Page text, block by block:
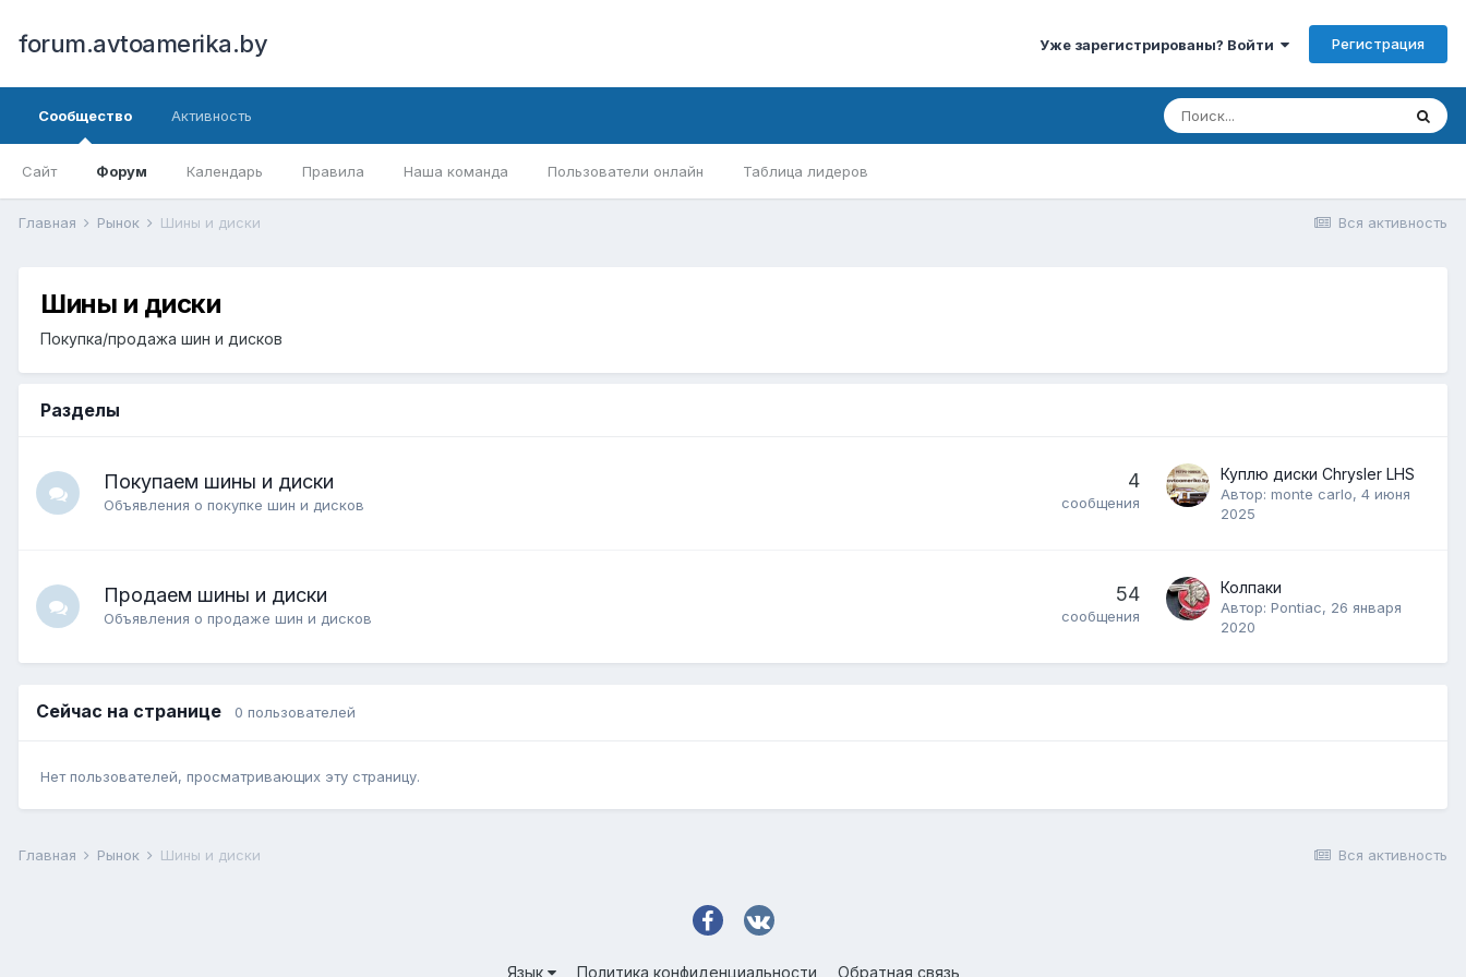
forum.avtoamerika.by Уже зарегистрированы? Войти Регистрация
Сообщество
Сайт Форум Календарь Правила Наша команда Пользователи онлайн Таблица лидеров
Активность
Вся активность
Главная Рынок Шины и диски
Шины и диски
Покупка/продажа шин и дисков
Разделы
Покупаем шины и диски
Объявления о покупке шин и дисков
4
сообщения
Куплю диски Chrysler LHS
Автор: monte carlo, 4 июня
2025
Продаем шины и диски
Объявления о продаже шин и дисков
54
сообщения
Колпаки
Автор: Pontiac, 26 января
2020
Сейчас на странице 0 пользователей
Нет пользователей, просматривающих эту страницу.
Вся активность
Главная Рынок Шины и диски
Язык Политика конфиденциальности Обратная связь